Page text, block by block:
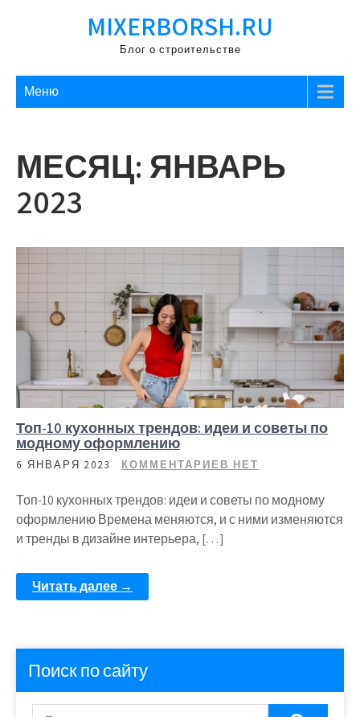
MIXERBORSH.RU
Блог о строительстве
Меню
МЕСЯЦ: ЯНВАРЬ
2023
Топ-10 кухонных трендов: идеи и советы по
модному оформлению
6 ЯНВАРЯ 2023 КОММЕНТАРИЕВ НЕТ
Топ-10 кухонных трендов: идеи и советы по модному
оформлению Времена меняются, и с ними изменяются
и тренды в дизайне интерьера, […]
Читать далее →
Поиск по сайту